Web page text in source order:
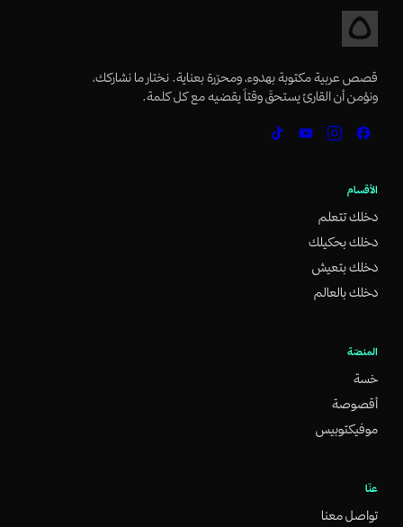
قصص عربية مكتوبة بهدوء، ومحرّرة بعناية. نختار ما نشاركك،
ونؤمن أن القارئ يستحقّ وقتاً يقضيه مع كل كلمة.
الأقسام
دخلك تتعلم
دخلك بحكيلك
دخلك بتعيش
دخلك بالعالم
المنصّة
خسة
أقصوصة
موفيكتوبيس
عنّا
تواصل معنا